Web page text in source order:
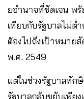
ยอำนาจที่ชัดเจน พ
เทียบกับรัฐบาลไม่ต่
ต้องไปถึงเป้าหมาย
พ.ศ. 2549
แต่ในช่วงรัฐบาลทัก
รัฐบาลกลับขยับเพีย